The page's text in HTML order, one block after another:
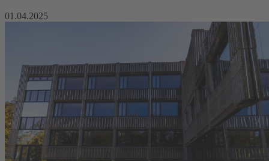
01.04.2025